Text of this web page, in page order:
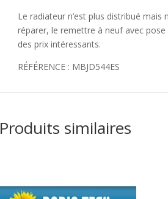
Le radiateur n’est plus distribué
réparer, le remettre à neuf avec
des prix intéressants.
RÉFÉRENCE : MBJD544ES
Produits similaires